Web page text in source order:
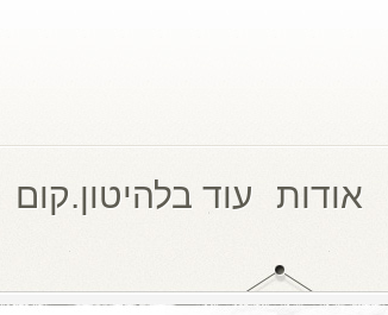
אודות עוד בלהיטון.קום